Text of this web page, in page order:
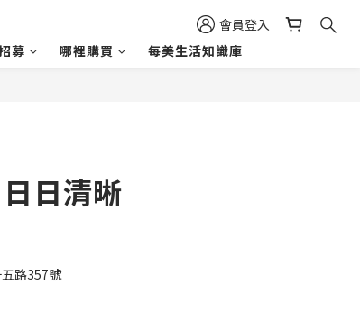
會員登入
募 哪裡購買 每美生活知識庫
日日清晰
路357號